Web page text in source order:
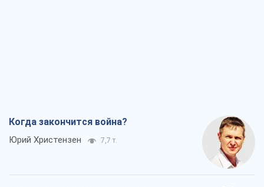
Когда закончится война?
Юрий Христензен 7,7 т.